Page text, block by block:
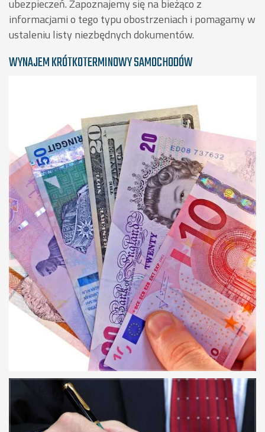
ubezpieczeń. Zapoznajemy się na bieżąco z
informacjami o tego typu obostrzeniach i pomagamy w
ustaleniu listy niezbędnych dokumentów.
WYNAJEM KRÓTKOTERMINOWY SAMOCHODÓW